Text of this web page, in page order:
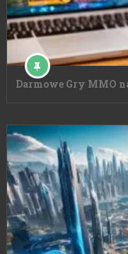
Darmowe Gry MMO